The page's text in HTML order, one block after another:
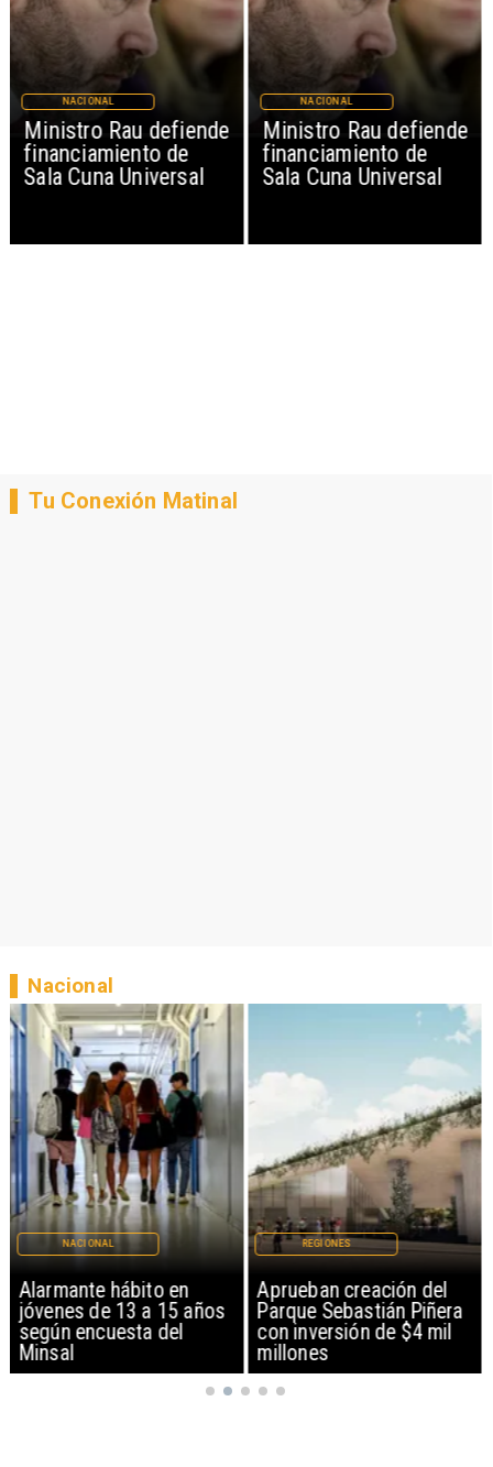
Ministro Rau defiende
financiamiento de
Sala Cuna Universal
NACIONAL
Ministro Rau defiende
financiamiento de
Sala Cuna Universal
NACIONAL
Tu Conexión Matinal
Alarmante hábito en
jóvenes de 13 a 15 años
según encuesta del
Minsal
NACIONAL
Aprueban creación del
Parque Sebastián Piñera
con inversión de $4 mil
millones
REGIONES
Nacional